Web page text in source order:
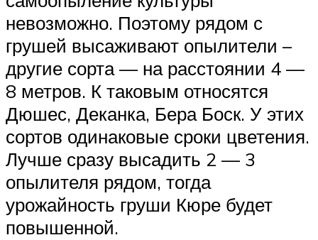
невозможно. Поэтому рядом с
грушей высаживают опылители –
другие сорта — на расстоянии 4 —
8 метров. К таковым относятся
Дюшес, Деканка, Бера Боск. У этих
сортов одинаковые сроки цветения.
Лучше сразу высадить 2 — 3
опылителя рядом, тогда
урожайность груши Кюре будет
повышенной.